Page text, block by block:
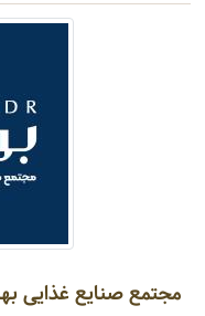
مجتمع صنایع غذایی